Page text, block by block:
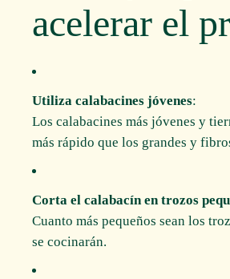
acelerar el
Utiliza calabacines jóvenes:
Los calabacines más jóvenes y
más rápido que los grandes y
Corta el calabacín en trozos
Cuanto más pequeños sean los
se cocinarán.